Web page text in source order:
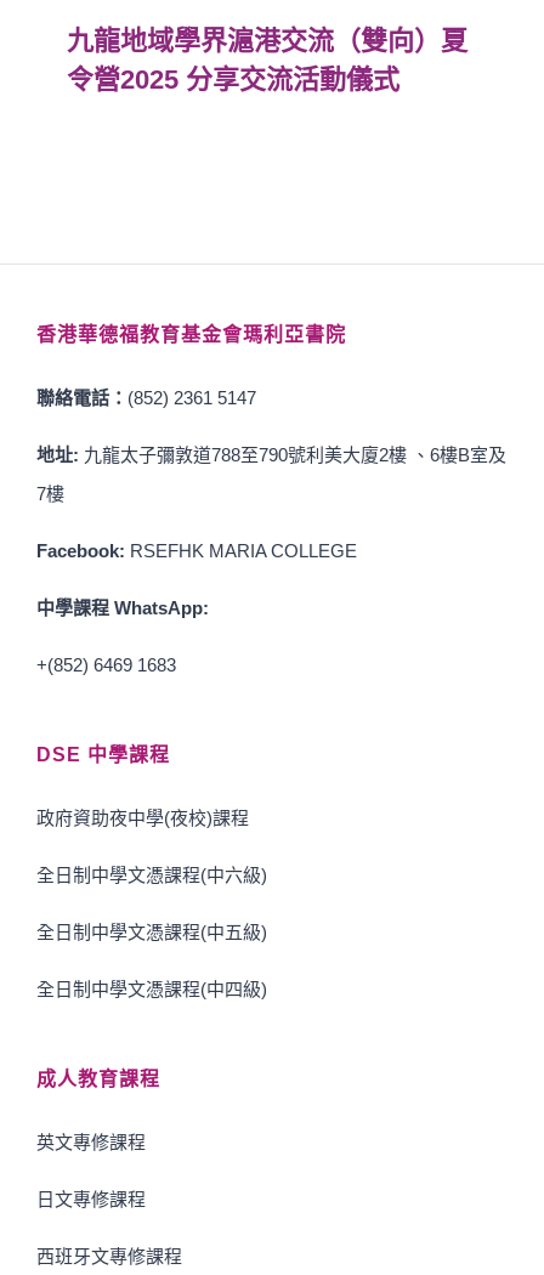
九龍地域學界滬港交流（雙向）夏
令營2025 分享交流活動儀式
香港華德福教育基金會瑪利亞書院
聯絡電話： (852) 2361 5147
地址: 九龍太子彌敦道788至790號利美大廈2樓 、6樓B室及
7樓
Facebook: RSEFHK MARIA COLLEGE
中學課程 WhatsApp:
+(852) 6469 1683
DSE 中學課程
政府資助夜中學(夜校)課程
全日制中學文憑課程(中六級)
全日制中學文憑課程(中五級)
全日制中學文憑課程(中四級)
成人教育課程
英文專修課程
日文專修課程
西班牙文專修課程